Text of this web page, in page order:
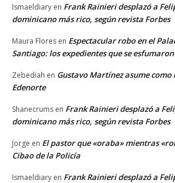
Ismaeldiary en Frank Rainieri desplazó a
dominicano más rico, según revista Forbes
Maura Flores en Espectacular robo en el
Santiago: los expedientes que se
Zebediah en Gustavo Martínez asume como
Edenorte
Shanecrums en Frank Rainieri desplazó a
dominicano más rico, según revista Forbes
Jorge en El pastor que «oraba» mientras
Cibao de la Policía
Ismaeldiary en Frank Rainieri desplazó a